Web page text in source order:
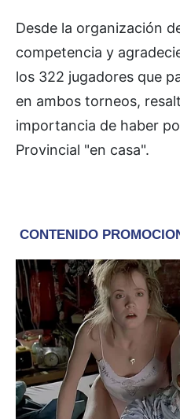
Desde la organización
competencia y
los 322 jugadores que
en ambos torneos,
importancia de haber
Provincial "en casa".